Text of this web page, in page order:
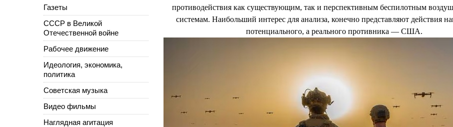
противодействия как существующим, так и перспективным беспилотным
системам. Наибольший интерес для анализа, конечно представляют действия
потенциального, а реального противника — США.
Газеты
СССР в Великой
Отечественной войне
Рабочее движение
Идеология, экономика,
политика
Советская музыка
Видео фильмы
Наглядная агитация